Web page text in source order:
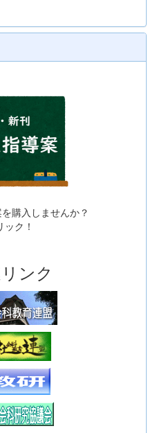
購入しませんか？
ク！
ンク